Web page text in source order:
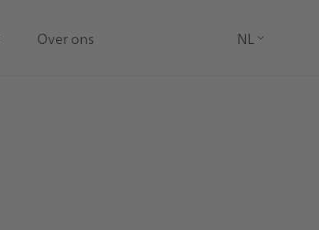
Over ons NL